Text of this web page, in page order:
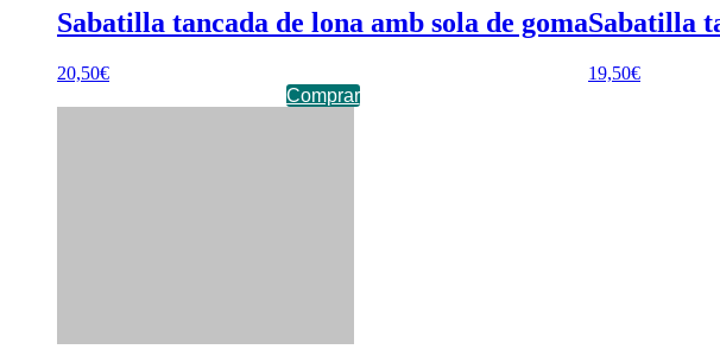
Sabatilla tancada de lona amb sola de goma
20,50€
Comprar
Sabatilla
19,50€